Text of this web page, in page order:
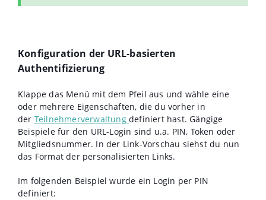
Konfiguration der URL-basierten
Authentifizierung
Klappe das Menü mit dem Pfeil aus und wähle eine
oder mehrere Eigenschaften, die du vorher in
der Teilnehmerverwaltung definiert hast. Gängige
Beispiele für den URL-Login sind u.a. PIN, Token oder
Mitgliedsnummer. In der Link-Vorschau siehst du nun
das Format der personalisierten Links.
Im folgenden Beispiel wurde ein Login per PIN
definiert: